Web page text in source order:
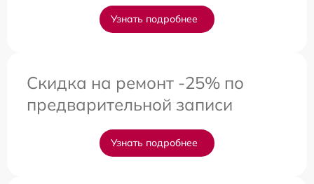
Узнать подробнее
Скидка на ремонт -25% по
предварительной записи
Узнать подробнее